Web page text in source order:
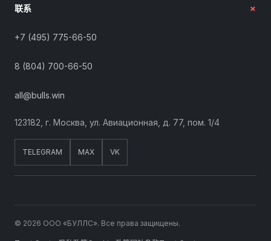
联系 +
+7 (495) 775-66-50
8 (804) 700-66-50
all@bulls.win
123182, г. Москва, ул. Авиационная, д. 77, пом. 1/4
TELEGRAM MAX VK
© 2026 ООО «БУЛЛС». Все права защищены.